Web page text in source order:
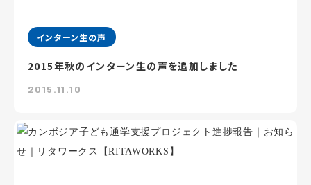
インターン生の声
2015年秋のインターン生の声を追加しました
2015.11.10